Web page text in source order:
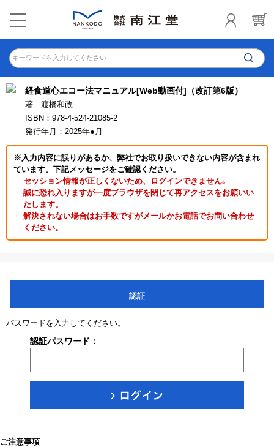
キーワードを入力してください
経食道心エコー法マニュアル[Web動画付]（改訂第6版）
著 渡橋和政
ISBN：978-4-524-21085-2
発行年月：2025年●月
※入力内容に誤りがあるか、弊社でお取り扱いできない内容が含まれ
ています。下記メッセージをご確認ください。
セッション情報が正しくないため、ログインできません｡
誠に恐れ入りますが一度ブラウザを閉じて再アクセスをお願いい
たします。
解決されない場合はお手数ですがメールかお電話でお問い合わせ
ください。
認証
パスワードを入力してください。
認証パスワード：
ご注意事項